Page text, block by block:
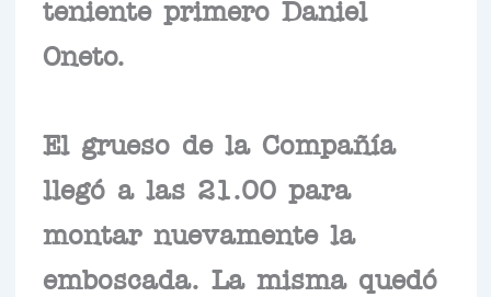
teniente primero Daniel
Oneto.
El grueso de la Compañía
llegó a las 21.00 para
montar nuevamente la
emboscada. La misma quedó